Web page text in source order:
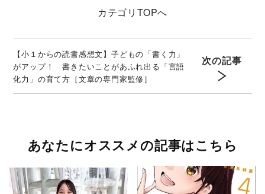
カテゴリ TOPへ
【小１からの読書感想文】子どもの「書く力」
がアップ！ 書きたいことがあふれ出る「言語
化力」の育て方［文章の専門家監修］
次の記事
あなたにオススメの記事はこちら